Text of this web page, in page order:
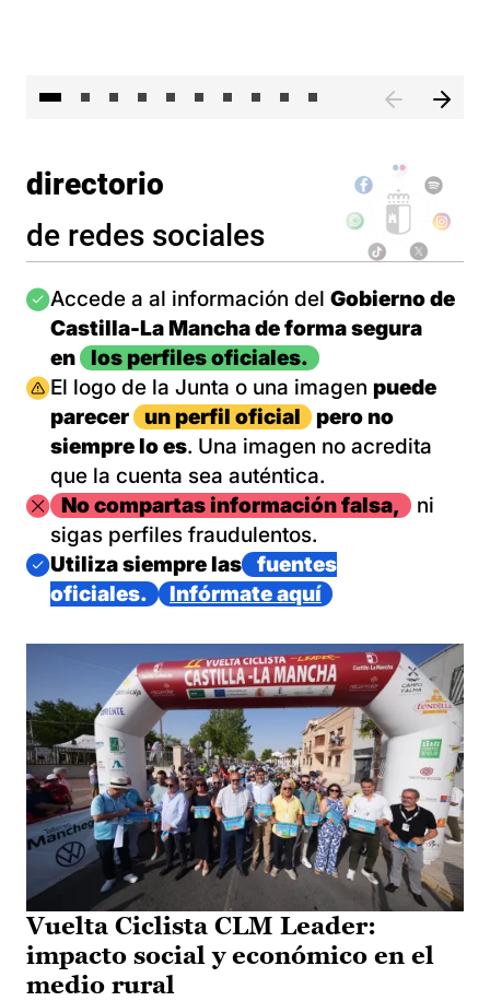
directorio
de redes sociales
Imagen
Accede a al información del Gobierno de
Castilla-La Mancha de forma segura
en
los perfiles oficiales.
Imagen
El logo de la Junta o una imagen puede
parecer
un perfil oficial
pero no
siempre lo es. Una imagen no acredita
que la cuenta sea auténtica.
ImagenNo compartas información falsa,
ni
sigas perfiles fraudulentos.
Imagen
Utiliza siempre las
fuentes
oficiales.
Infórmate aquí
Vuelta Ciclista CLM Leader:
impacto social y económico en el
medio rural